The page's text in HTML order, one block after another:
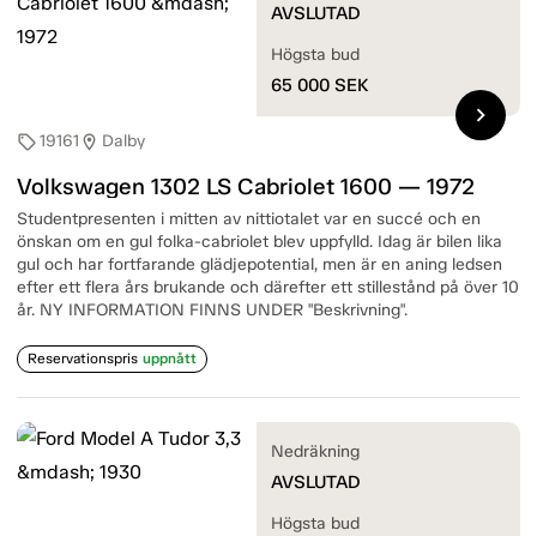
sell19161 location_on Dalby
Volkswagen 1302 LS Cabriolet 1600 — 1972
Studentpresenten i mitten av nittiotalet var en succé och en
önskan om en gul folka-cabriolet blev uppfylld. Idag är bilen lika
gul och har fortfarande glädjepotential, men är en aning ledsen
efter ett flera års brukande och därefter ett stillestånd på över 10
år. NY INFORMATION FINNS UNDER "Beskrivning".
Reservationspris uppnått
AVSLUTAD
Högsta bud
65 000 SEK
chevron_right
Nedräkning
AVSLUTAD
Högsta bud